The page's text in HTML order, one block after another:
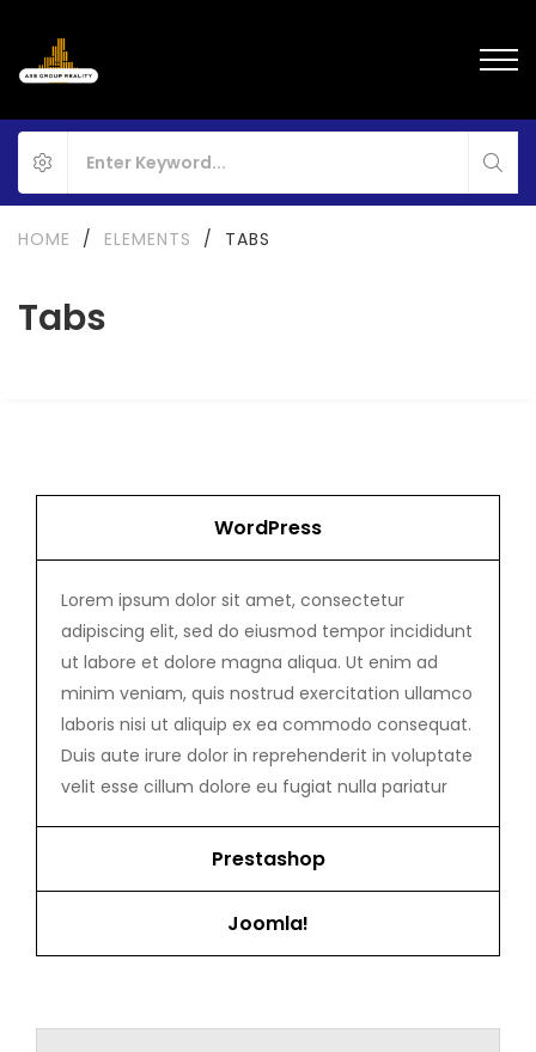
Tabs
HOME / ELEMENTS / TABS
WordPress
Lorem ipsum dolor sit amet, consectetur
adipiscing elit, sed do eiusmod tempor incididunt
ut labore et dolore magna aliqua. Ut enim ad
minim veniam, quis nostrud exercitation ullamco
laboris nisi ut aliquip ex ea commodo consequat.
Duis aute irure dolor in reprehenderit in voluptate
velit esse cillum dolore eu fugiat nulla pariatur
Prestashop
Joomla!